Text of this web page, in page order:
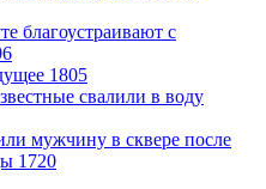
благоустраивают с
1805
свалили в воду
мужчину в сквере после
1720